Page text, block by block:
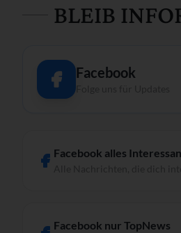
BLEIB
Facebook
Facebook alles
Facebook nur TopNews